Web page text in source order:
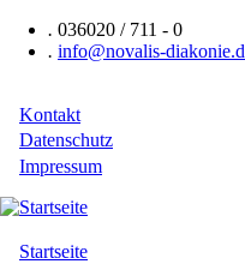
Direkt
zum
. 036020 / 711 - 0
. info@novalis-
Header
Navigation
Kontakt
Datenschutz
Impressum
Startseite